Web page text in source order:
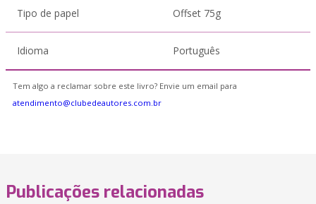
Tipo de papel Offset 75g
Idioma Português
Tem algo a reclamar sobre este livro? Envie um email para
atendimento@clubedeautores.com.br
Publicações relacionadas